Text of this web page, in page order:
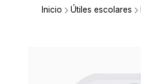
Inicio Útiles escolares